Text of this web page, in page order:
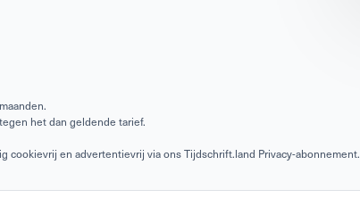
het dan geldende tarief.
en advertentievrij via ons Tijdschrift.land Privacy-abonnement.